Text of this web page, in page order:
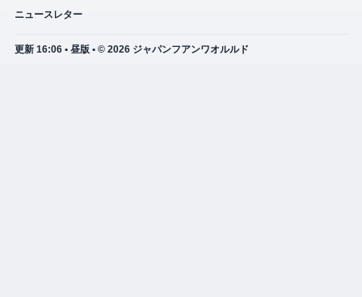
ニュースレター
更新 16:06 • 昼版 • © 2026 ジャパンフアンワオルルド